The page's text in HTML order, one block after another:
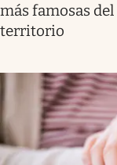
más famosas
territorio